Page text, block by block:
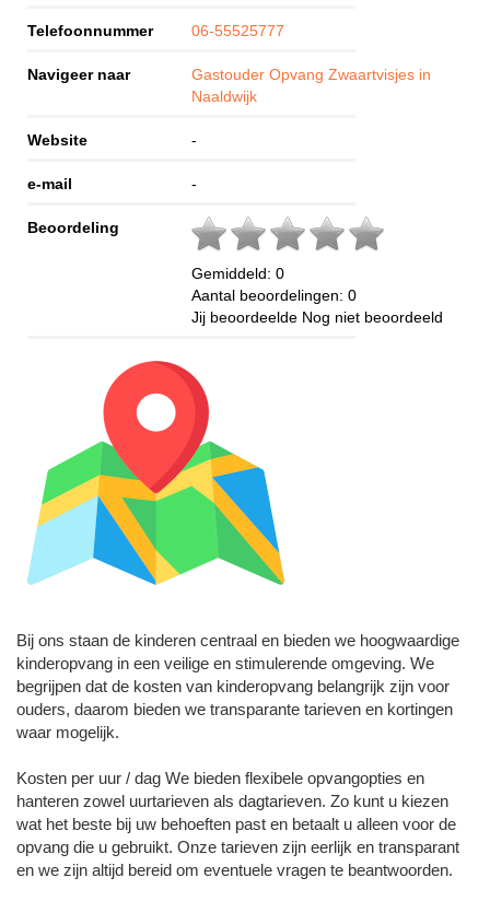
Telefoonnummer 06-55525777
Navigeer naar
Gastouder Opvang Zwaartvisjes in
Naaldwijk
Website -
e-mail -
Beoordeling
Gemiddeld: 0
Aantal beoordelingen: 0
Jij beoordeelde Nog niet beoordeeld
Bij ons staan de kinderen centraal en bieden we hoogwaardige
kinderopvang in een veilige en stimulerende omgeving. We
begrijpen dat de kosten van kinderopvang belangrijk zijn voor
ouders, daarom bieden we transparante tarieven en kortingen
waar mogelijk.
Kosten per uur / dag We bieden flexibele opvangopties en
hanteren zowel uurtarieven als dagtarieven. Zo kunt u kiezen
wat het beste bij uw behoeften past en betaalt u alleen voor de
opvang die u gebruikt. Onze tarieven zijn eerlijk en transparant
en we zijn altijd bereid om eventuele vragen te beantwoorden.